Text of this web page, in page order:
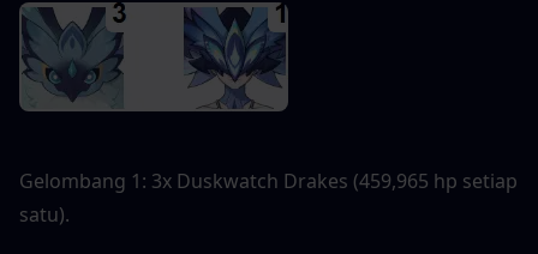
Gelombang 1: 3x Duskwatch Drakes (459,965 hp setiap
satu).